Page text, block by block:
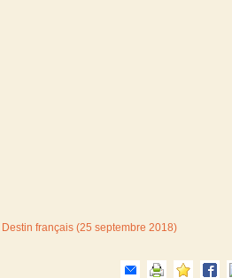
français (25 septembre 2018)